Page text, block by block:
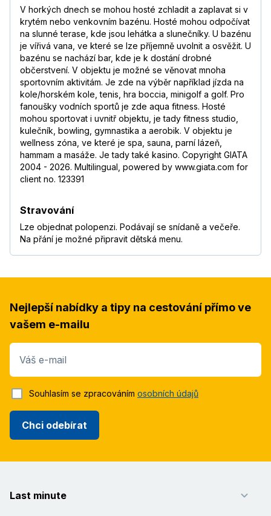
V horkých dnech se mohou hosté zchladit a zaplavat si v
krytém nebo venkovním bazénu. Hosté mohou odpočívat
na slunné terase, kde jsou lehátka a slunečníky. U bazénu
je vířivá vana, ve které se lze příjemně uvolnit a osvěžit. U
bazénu se nachází bar, kde je k dostání drobné
občerstvení. V objektu je možné se věnovat mnoha
sportovním aktivitám. Je zde na výběr například jízda na
kole/horském kole, tenis, hra boccia, minigolf a golf. Pro
fanoušky vodních sportů je zde aqua fitness. Hosté
mohou sportovat i uvnitř objektu, je tady fitness studio,
kulečník, bowling, gymnastika a aerobik. V objektu je
wellness zóna, ve které je spa, sauna, parní lázeň,
hammam a masáže. Je tady také kasino. Copyright GIATA
2004 - 2026. Multilingual, powered by www.giata.com for
client no. 123391
Stravování
Lze objednat polopenzi. Podávají se snídaně a večeře.
Na přání je možné připravit dětská menu.
Nejlepší nabídky a tipy na cestování přímo ve
vašem e-mailu
Váš e-mail
Chci odebírat
Souhlasím se zpracováním osobních údajů
Last minute